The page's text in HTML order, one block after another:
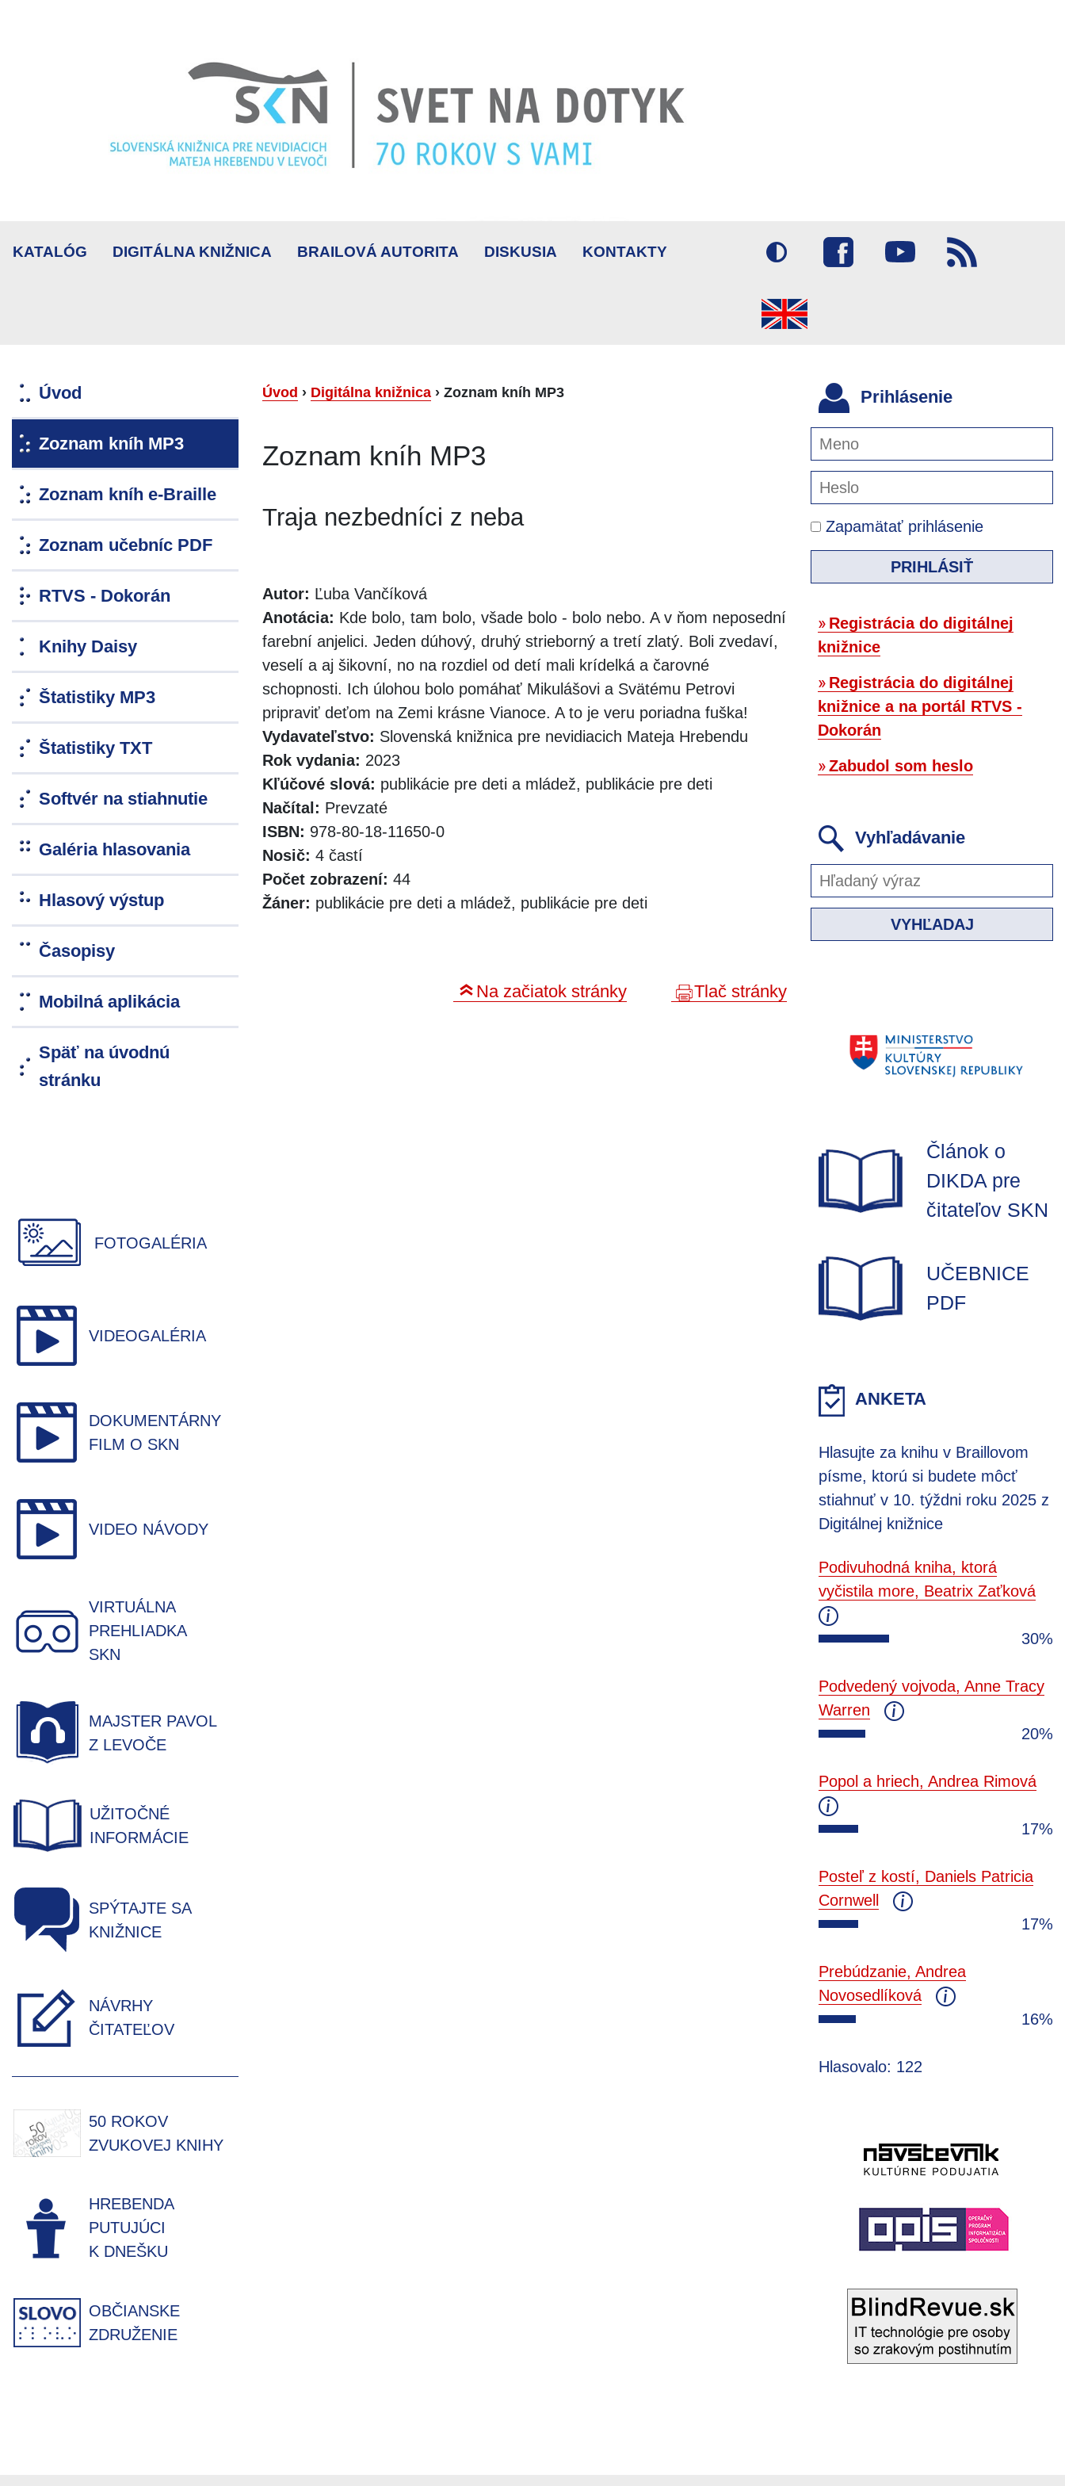
KATALÓG DIGITÁLNA KNIŽNICA BRAILOVÁ AUTORITA DISKUSIA KONTAKTY
Úvod
Zoznam kníh MP3
Zoznam kníh e-Braille
Zoznam učebníc PDF
RTVS - Dokorán
Knihy Daisy
Štatistiky MP3
Štatistiky TXT
Softvér na stiahnutie
Galéria hlasovania
Hlasový výstup
Časopisy
Mobilná aplikácia
Späť na úvodnú
stránku
FOTOGALÉRIA
VIDEOGALÉRIA
DOKUMENTÁRNY
FILM O SKN
VIDEO NÁVODY
VIRTUÁLNA
PREHLIADKA
SKN
MAJSTER PAVOL
Z LEVOČE
UŽITOČNÉ
INFORMÁCIE
SPÝTAJTE SA
KNIŽNICE
NÁVRHY
ČITATEĽOV
50 ROKOV
ZVUKOVEJ KNIHY
HREBENDA
PUTUJÚCI
K DNEŠKU
OBČIANSKE
ZDRUŽENIE
Úvod › Digitálna knižnica › Zoznam kníh MP3
Zoznam kníh MP3
Traja nezbedníci z neba
Autor: Ľuba Vančíková
Anotácia: Kde bolo, tam bolo, všade bolo - bolo nebo. A v ňom neposední
farební anjelici. Jeden dúhový, druhý strieborný a tretí zlatý. Boli zvedaví,
veselí a aj šikovní, no na rozdiel od detí mali krídelká a čarovné
schopnosti. Ich úlohou bolo pomáhať Mikulášovi a Svätému Petrovi
pripraviť deťom na Zemi krásne Vianoce. A to je veru poriadna fuška!
Vydavateľstvo: Slovenská knižnica pre nevidiacich Mateja Hrebendu
Rok vydania: 2023
Kľúčové slová: publikácie pre deti a mládež, publikácie pre deti
Načítal: Prevzaté
ISBN: 978-80-18-11650-0
Nosič: 4 častí
Počet zobrazení: 44
Žáner: publikácie pre deti a mládež, publikácie pre deti
Na začiatok stránky Tlač stránky
Prihlásenie
Zapamätať prihlásenie
PRIHLÁSIŤ
Registrácia do digitálnej
knižnice
Registrácia do digitálnej
knižnice a na portál RTVS -
Dokorán
Zabudol som heslo
Vyhľadávanie
VYHĽADAJ
Článok o
DIKDA pre
čitateľov SKN
UČEBNICE
PDF
ANKETA
Hlasujte za knihu v Braillovom
písme, ktorú si budete môcť
stiahnuť v 10. týždni roku 2025 z
Digitálnej knižnice
Podivuhodná kniha, ktorá
vyčistila more, Beatrix Zaťková
30%
Podvedený vojvoda, Anne Tracy
Warren
20%
Popol a hriech, Andrea Rimová
17%
Posteľ z kostí, Daniels Patricia
Cornwell
17%
Prebúdzanie, Andrea
Novosedlíková
16%
Hlasovalo: 122